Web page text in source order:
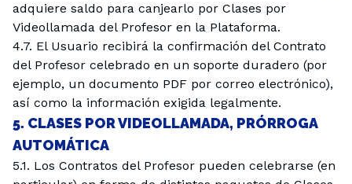
adquiere saldo para canjearlo por Clases por
Videollamada del Profesor en la Plataforma.
4.7. El Usuario recibirá la confirmación del Contrato
del Profesor celebrado en un soporte duradero (por
ejemplo, un documento PDF por correo electrónico),
así como la información exigida legalmente.
5. CLASES POR VIDEOLLAMADA, PRÓRROGA
AUTOMÁTICA
5.1. Los Contratos del Profesor pueden celebrarse (en